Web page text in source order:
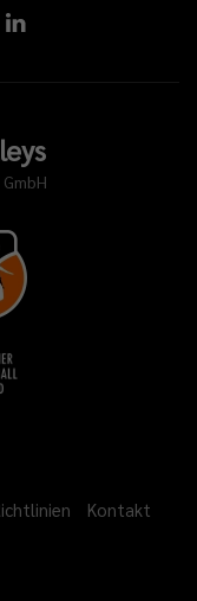
Kontakt